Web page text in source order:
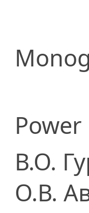
В.О.
О.В.